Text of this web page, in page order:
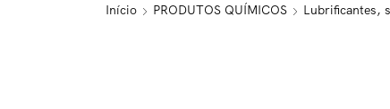
Início PRODUTOS QUÍMICOS Lubrificantes,